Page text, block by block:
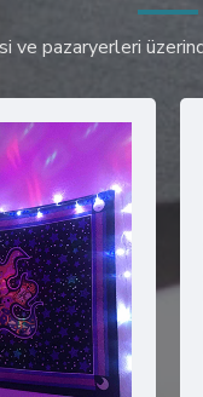
pazaryerleri